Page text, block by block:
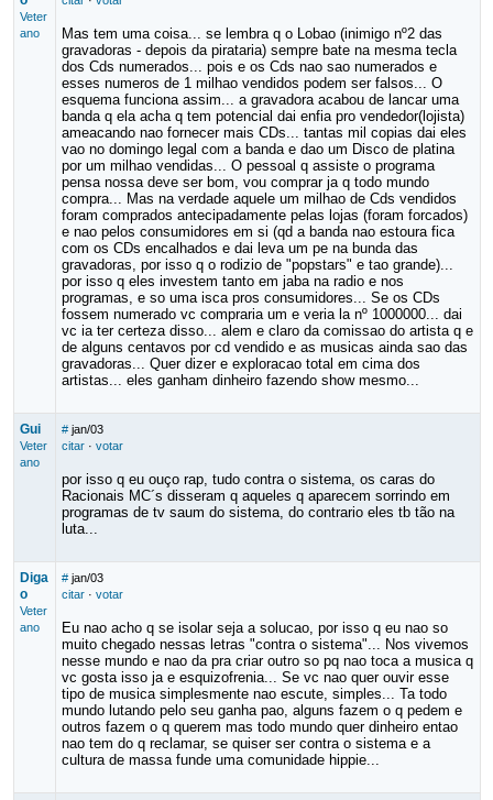
Veter
ano
Mas tem uma coisa... se lembra q o Lobao (inimigo nº2 das
gravadoras - depois da pirataria) sempre bate na mesma tecla
dos Cds numerados... pois e os Cds nao sao numerados e
esses numeros de 1 milhao vendidos podem ser falsos... O
esquema funciona assim... a gravadora acabou de lancar uma
banda q ela acha q tem potencial dai enfia pro vendedor(lojista)
ameacando nao fornecer mais CDs... tantas mil copias dai eles
vao no domingo legal com a banda e dao um Disco de platina
por um milhao vendidas... O pessoal q assiste o programa
pensa nossa deve ser bom, vou comprar ja q todo mundo
compra... Mas na verdade aquele um milhao de Cds vendidos
foram comprados antecipadamente pelas lojas (foram forcados)
e nao pelos consumidores em si (qd a banda nao estoura fica
com os CDs encalhados e dai leva um pe na bunda das
gravadoras, por isso q o rodizio de "popstars" e tao grande)...
por isso q eles investem tanto em jaba na radio e nos
programas, e so uma isca pros consumidores... Se os CDs
fossem numerado vc compraria um e veria la nº 1000000... dai
vc ia ter certeza disso... alem e claro da comissao do artista q e
de alguns centavos por cd vendido e as musicas ainda sao das
gravadoras... Quer dizer e exploracao total em cima dos
artistas... eles ganham dinheiro fazendo show mesmo...
Gui
Veter
ano
# jan/03
citar· votar
por isso q eu ouço rap, tudo contra o sistema, os caras do
Racionais MC´s disseram q aqueles q aparecem sorrindo em
programas de tv saum do sistema, do contrario eles tb tão na
luta...
Diga
o
Veter
ano
# jan/03
citar· votar
Eu nao acho q se isolar seja a solucao, por isso q eu nao so
muito chegado nessas letras "contra o sistema"... Nos vivemos
nesse mundo e nao da pra criar outro so pq nao toca a musica q
vc gosta isso ja e esquizofrenia... Se vc nao quer ouvir esse
tipo de musica simplesmente nao escute, simples... Ta todo
mundo lutando pelo seu ganha pao, alguns fazem o q pedem e
outros fazem o q querem mas todo mundo quer dinheiro entao
nao tem do q reclamar, se quiser ser contra o sistema e a
cultura de massa funde uma comunidade hippie...